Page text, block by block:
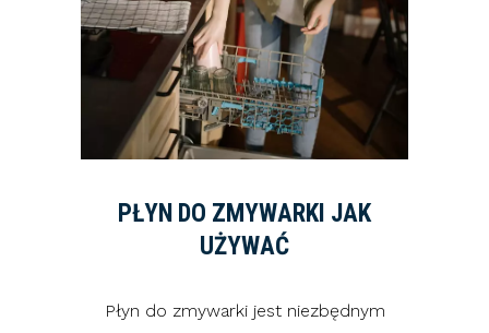
PŁYN DO ZMYWARKI JAK
UŻYWAĆ
Płyn do zmywarki jest niezbędnym